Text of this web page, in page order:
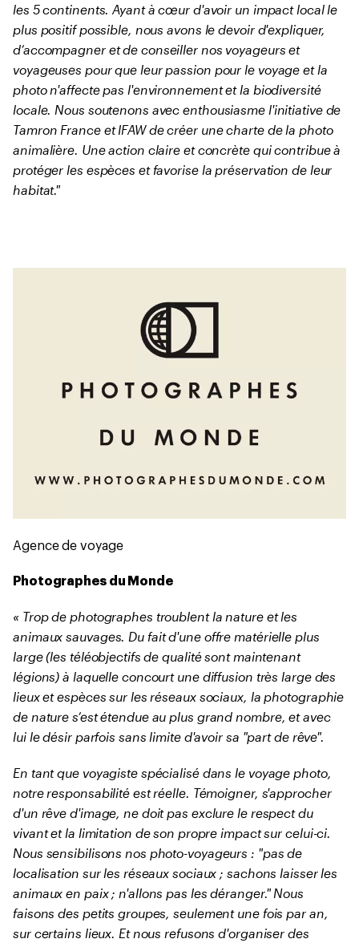
les 5 continents. Ayant à cœur d'avoir un impact local le
plus positif possible, nous avons le devoir d'expliquer,
d’accompagner et de conseiller nos voyageurs et
voyageuses pour que leur passion pour le voyage et la
photo n'affecte pas l'environnement et la biodiversité
locale. Nous soutenons avec enthousiasme l'initiative de
Tamron France et IFAW de créer une charte de la photo
animalière. Une action claire et concrète qui contribue à
protéger les espèces et favorise la préservation de leur
habitat."
Agence de voyage
Photographes du Monde
« Trop de photographes troublent la nature et les
animaux sauvages. Du fait d'une offre matérielle plus
large (les téléobjectifs de qualité sont maintenant
légions) à laquelle concourt une diffusion très large des
lieux et espèces sur les réseaux sociaux, la photographie
de nature s’est étendue au plus grand nombre, et avec
lui le désir parfois sans limite d'avoir sa "part de rêve".
En tant que voyagiste spécialisé dans le voyage photo,
notre responsabilité est réelle. Témoigner, s'approcher
d'un rêve d'image, ne doit pas exclure le respect du
vivant et la limitation de son propre impact sur celui-ci.
Nous sensibilisons nos photo-voyageurs : "pas de
localisation sur les réseaux sociaux ; sachons laisser les
animaux en paix ; n'allons pas les déranger." Nous
faisons des petits groupes, seulement une fois par an,
sur certains lieux. Et nous refusons d'organiser des